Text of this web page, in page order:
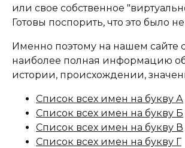
или свое собственное
Готовы поспорить, что это было не
Именно поэтому на нашем сайте
наиболее полная информацию
истории, происхождении,
Список всех имен на букву А
Список всех имен на букву Б
Список всех имен на букву В
Список всех имен на букву Г